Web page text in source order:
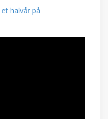
et halvår på